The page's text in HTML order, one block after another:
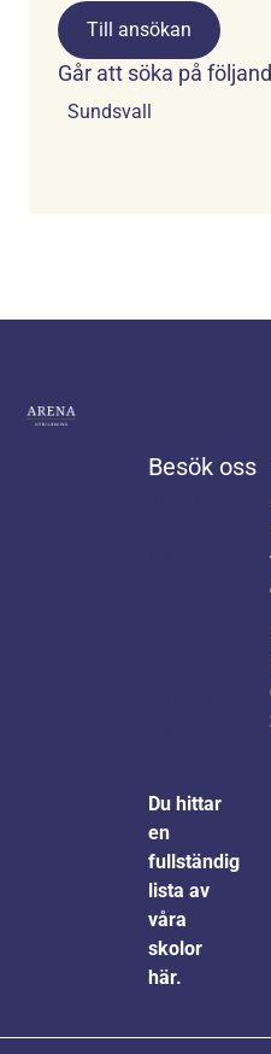
Till ansökan
Går att söka på
Sundsvall
Besök oss
Du hittar
en
fullständig
lista av
våra
skolor
här.